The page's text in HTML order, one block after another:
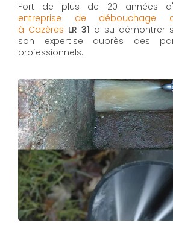
Fort de plus de 20 années
entreprise de débouchage
à Cazères LR 31 a su démontrer
son expertise auprès des
professionnels.